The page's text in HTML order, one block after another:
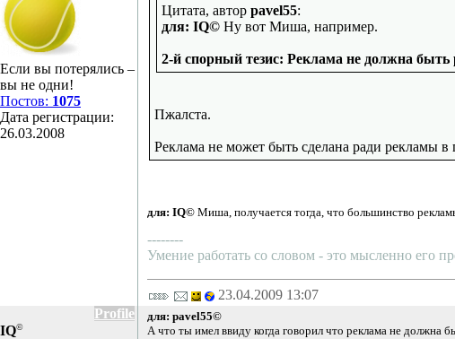
Если вы потерялись –
вы не одни!
Постов: 1075
Дата регистрации:
26.03.2008
Цитата, автор pavel55:
для: IQ© Ну вот Миша, например.
2-й спорный тезис: Реклама не должна
Пжалста.
Реклама не может быть сделана ради рекламы
для: IQ© Миша, получается тогда, что большинство
--------
Умение работать со словом - это мысленно его
23.04.2009 13:07
Profile
IQ©
для: pavel55©
А что ты имел ввиду когда говорил что реклама не должна